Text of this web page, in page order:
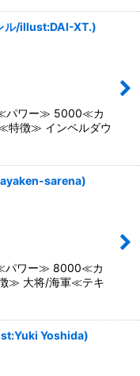
ル/illust:DAI-XT.)
ワー≫ 5000≪カ
徴≫ インペルダウ
sarena)
ワー≫ 8000≪カ
≫ 大将/海軍≪テキ
Yoshida)